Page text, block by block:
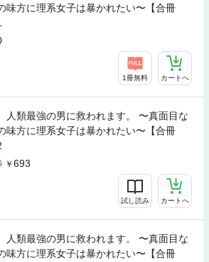
味方に理系女子は暴かれたい〜【合冊
1冊無料 カートへ
人類最強の男に救われます。 〜真面目な
味方に理系女子は暴かれたい〜【合冊
693
試し読み カートへ
人類最強の男に救われます。 〜真面目な
味方に理系女子は暴かれたい〜【合冊